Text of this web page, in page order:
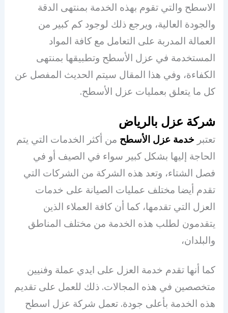
الاسطح والتي تقوم بهذه الخدمة بمنتهى الدقة
والجودة العالية، ويرجع ذلك لوجود كم كبير من
العمالة المدربة على التعامل مع كافة المواد
المستخدمة في عزل الأسطح وتطبيقها بمنتهى
الكفاءة، وفي هذا المقال سيتم الحديث المفصل عن
كل ما يتعلق بعمليات عزل الأسطح.
شركة عزل بالرياض
تعتبر خدمة عزل الأسطح من أكثر الخدمات التي يتم
الحاجة إليها بشكل كبير سواء في الصيف أو في
فصل الشتاء، وتعد هذه الشركة من الشركات التي
تقدم أيضا مختلف عمليات الصيانة على خدمات
العزل التي تقدمها، كما أن كافة العملاء الذين
يتقدمون لطلب هذه الخدمة من مختلف المناطق
والبلدان،
كما أنها تقدم خدمة العزل على ايدي عملة وفنيين
متخصصين في هذه المجالات. ذلك للعمل على تقديم
هذه الخدمة بأعلى جودة. تعمل شركة عزل اسطح